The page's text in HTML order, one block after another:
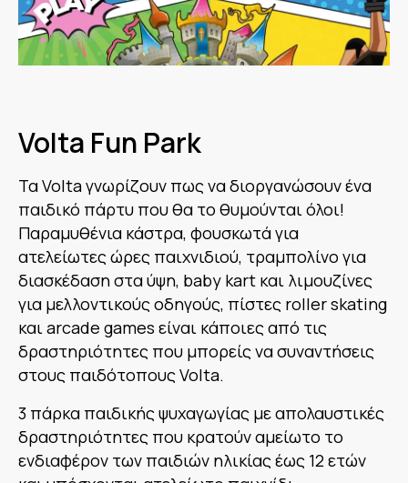
Volta Fun Park
Τα Volta γνωρίζουν πως να διοργανώσουν ένα
παιδικό πάρτυ που θα το θυμούνται όλοι!
Παραμυθένια κάστρα, φουσκωτά για
ατελείωτες ώρες παιχνιδιού, τραμπολίνο για
διασκέδαση στα ύψη, baby kart και λιμουζίνες
για μελλοντικούς οδηγούς, πίστες roller skating
και arcade games είναι κάποιες από τις
δραστηριότητες που μπορείς να συναντήσεις
στους παιδότοπους Volta.
3 πάρκα παιδικής ψυχαγωγίας με απολαυστικές
δραστηριότητες που κρατούν αμείωτο το
ενδιαφέρον των παιδιών ηλικίας έως 12 ετών